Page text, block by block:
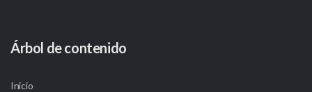
Árbol de contenido
Inicio